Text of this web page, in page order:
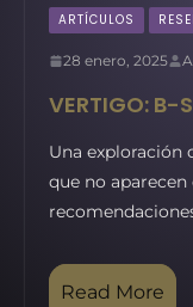
ARTÍCULOS
28 enero, 2025
VERTIGO: B-
Una exploración
que no
Read More